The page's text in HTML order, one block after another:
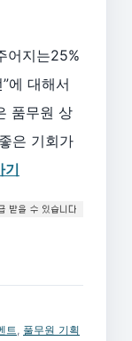
어지는25%
에 대해서
품무원 상
은 기회가
기
트, 풀무원 기획